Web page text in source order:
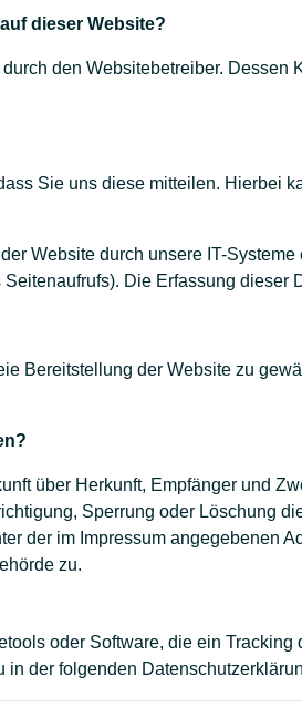
dieser Website?
den Websitebetreiber.
Sie uns diese mitteilen. Hierbei
Website durch unsere IT-
Die Erfassung
Bereitstellung der Website zu
über Herkunft, Empfänger und
Sperrung oder Löschung
der im Impressum angegebenen
zu.
oder Software, die ein
der folgenden